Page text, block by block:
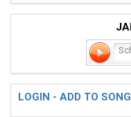
LOGIN - ADD TO